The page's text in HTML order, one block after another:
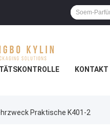
Praktische K401-2